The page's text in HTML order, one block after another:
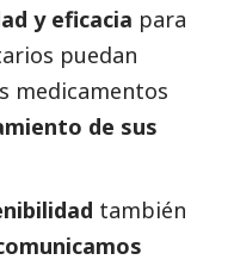
y eficacia para
puedan
medicamentos
de sus
también